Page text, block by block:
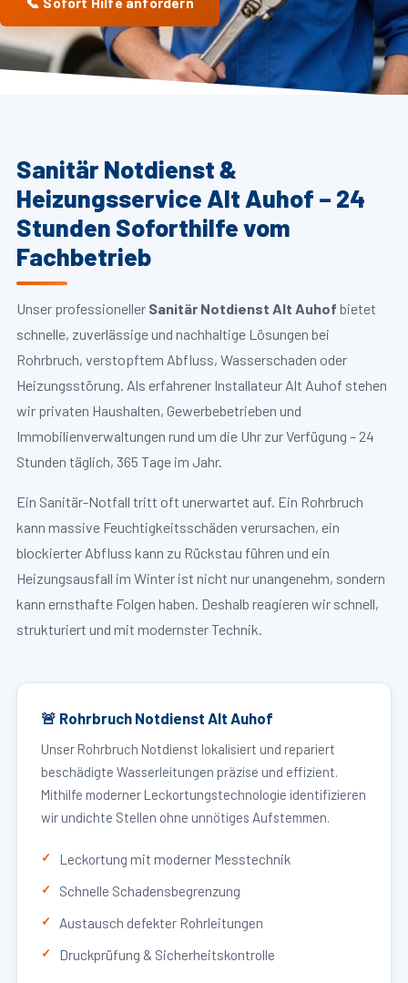
Sanitär Notdienst &
Heizungsservice Alt Auhof – 24
Stunden Soforthilfe vom
Fachbetrieb
Unser professioneller Sanitär Notdienst Alt Auhof bietet
schnelle, zuverlässige und nachhaltige Lösungen bei
Rohrbruch, verstopftem Abfluss, Wasserschaden oder
Heizungsstörung. Als erfahrener Installateur Alt Auhof stehen
wir privaten Haushalten, Gewerbebetrieben und
Immobilienverwaltungen rund um die Uhr zur Verfügung – 24
Stunden täglich, 365 Tage im Jahr.
Ein Sanitär-Notfall tritt oft unerwartet auf. Ein Rohrbruch
kann massive Feuchtigkeitsschäden verursachen, ein
blockierter Abfluss kann zu Rückstau führen und ein
Heizungsausfall im Winter ist nicht nur unangenehm, sondern
kann ernsthafte Folgen haben. Deshalb reagieren wir schnell,
strukturiert und mit modernster Technik.
🚨 Rohrbruch Notdienst Alt Auhof
Unser Rohrbruch Notdienst lokalisiert und repariert
beschädigte Wasserleitungen präzise und effizient.
Mithilfe moderner Leckortungstechnologie identifizieren
wir undichte Stellen ohne unnötiges Aufstemmen.
Leckortung mit moderner Messtechnik
Schnelle Schadensbegrenzung
Austausch defekter Rohrleitungen
Druckprüfung & Sicherheitskontrolle